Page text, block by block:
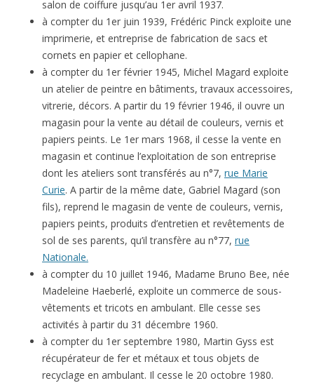
salon de coiffure jusqu’au 1er avril 1937.
à compter du 1er juin 1939, Frédéric Pinck exploite une
imprimerie, et entreprise de fabrication de sacs et
cornets en papier et cellophane.
à compter du 1er février 1945, Michel Magard exploite
un atelier de peintre en bâtiments, travaux accessoires,
vitrerie, décors. A partir du 19 février 1946, il ouvre un
magasin pour la vente au détail de couleurs, vernis et
papiers peints. Le 1er mars 1968, il cesse la vente en
magasin et continue l’exploitation de son entreprise
dont les ateliers sont transférés au n°7, rue Marie
Curie. A partir de la même date, Gabriel Magard (son
fils), reprend le magasin de vente de couleurs, vernis,
papiers peints, produits d’entretien et revêtements de
sol de ses parents, qu’il transfère au n°77, rue
Nationale.
à compter du 10 juillet 1946, Madame Bruno Bee, née
Madeleine Haeberlé, exploite un commerce de sous-
vêtements et tricots en ambulant. Elle cesse ses
activités à partir du 31 décembre 1960.
à compter du 1er septembre 1980, Martin Gyss est
récupérateur de fer et métaux et tous objets de
recyclage en ambulant. Il cesse le 20 octobre 1980.